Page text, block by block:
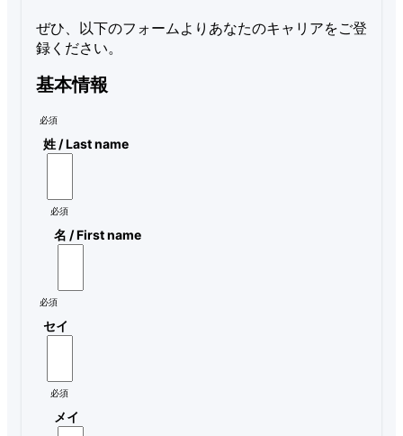
ぜひ、以下のフォームよりあなたのキャリアをご登
録ください。
基本情報
必須
姓 / Last name
必須
名 / First name
必須
セイ
必須
メイ